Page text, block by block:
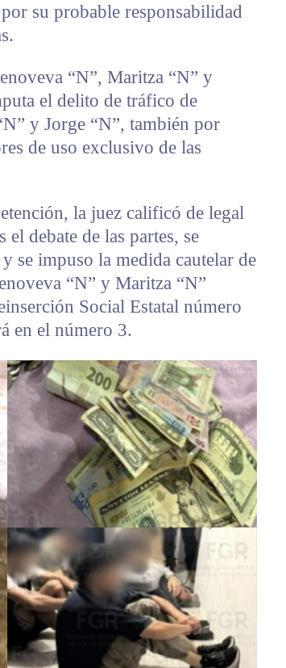
su probable responsabilidad
“N”, Maritza “N” y
el delito de tráfico de
y Jorge “N”, también por
de uso exclusivo de las
la juez calificó de legal
debate de las partes, se
se impuso la medida cautelar de
“N” y Maritza “N”
Social Estatal número
en el número 3.